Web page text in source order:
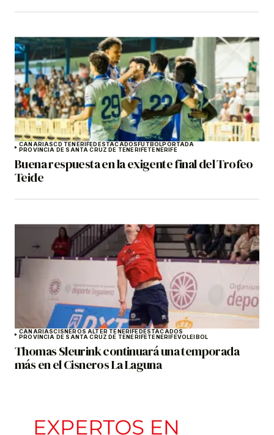
CANARIASCD TENERIFEDESTACADOS FÚTBOLPORTADA
PROVINCIA DE SANTA CRUZ DE TENERIFETENERIFE
Buena respuesta en la exigente final del Trofeo
Teide
CANARIASCISNEROS ALTER TENERIFE DESTACADOS
PROVINCIA DE SANTA CRUZ DE TENERIFETENERIFEVOLEIBOL
Thomas Sleurink continuará una temporada
más en el Cisneros La Laguna